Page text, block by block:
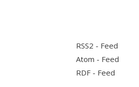
RSS2 - Feed
Atom - Feed
RDF - Feed